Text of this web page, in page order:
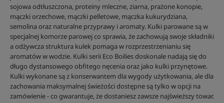
sojowa odtłuszczona, proteiny mleczne, ziarna, prażone konopie,
mączki orzechowe, mączki pelletowe, mączka kukurydziana,
semolina oraz naturalne przyprawy i aromaty. Kulki parowane są w
specjalnej komorze parowej co sprawia, że zachowują swoje składniki
a odżywcza struktura kulek pomaga w rozprzestrzenianiu się
aromatów w wodzie. Kulki serii Eco Boilies doskonale nadają się do
długo dystansowego obfitego nęcenia oraz jako kulki przynętowe.
Kulki wykonane są z konserwantem dla wygody użytkowania, ale dla
zachowania maksymalnej świeżości dostępne są tylko w opcji na
zamówienie - co gwarantuje, że dostaniesz zawsze najświeższy towar.